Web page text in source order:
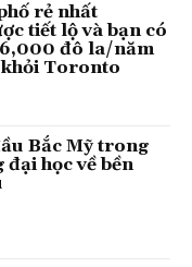
rẻ nhất
tiết lộ và bạn có
đô la/năm
Toronto
Bắc Mỹ trong
đại học về bền